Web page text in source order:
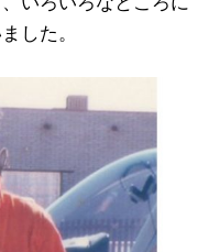
した。